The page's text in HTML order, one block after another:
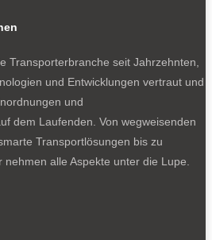
Transporterbranche seit Jahrzehnten,
und Entwicklungen vertraut und
und
dem Laufenden. Von wegweisenden
Transportlösungen bis zu
alle Aspekte unter die Lupe.